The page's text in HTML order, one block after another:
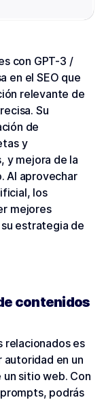
con GPT-3 /
en el SEO que
relevante de
Su
de
y
y mejora de la
Al aprovechar
los
mejores
estrategia de
contenidos
relacionados es
en un
sitio web. Con
podrás